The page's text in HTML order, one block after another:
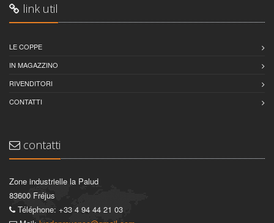
link util
LE COPPE
IN MAGAZZINO
RIVENDITORI
CONTATTI
contatti
Zone industrielle la Palud
83600 Fréjus
Téléphone: +33 4 94 44 21 03